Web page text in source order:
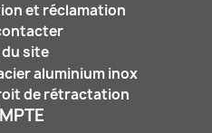
et réclamation
du site
aluminium inox
de rétractation